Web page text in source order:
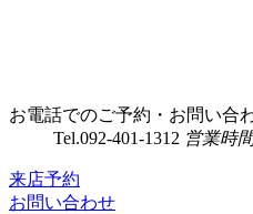
お電話でのご予約・お問い合
Tel.092-401-1312 営業時
来店予約
お問い合わせ